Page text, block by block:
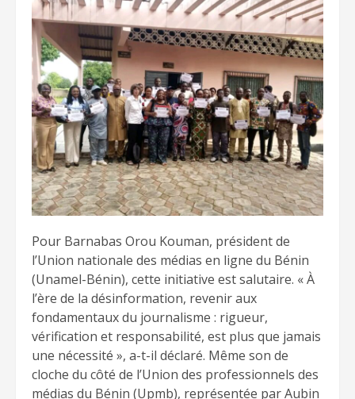
Pour Barnabas Orou Kouman, président de
l’Union nationale des médias en ligne du Bénin
(Unamel-Bénin), cette initiative est salutaire. « À
l’ère de la désinformation, revenir aux
fondamentaux du journalisme : rigueur,
vérification et responsabilité, est plus que jamais
une nécessité », a-t-il déclaré. Même son de
cloche du côté de l’Union des professionnels des
médias du Bénin (Upmb), représentée par Aubin